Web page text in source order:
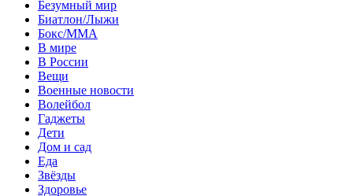
Безумный мир
Биатлон/Лыжи
Бокс/MMA
В мире
В России
Вещи
Военные новости
Волейбол
Гаджеты
Дети
Дом и сад
Еда
Звёзды
Здоровье